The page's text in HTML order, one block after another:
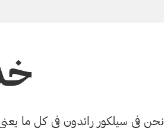
نحن في سيلكور رائدون في كل ما